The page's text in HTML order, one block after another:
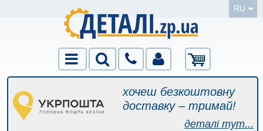
RU
хочеш безкоштовну
доставку – тримай!
деталі тут...